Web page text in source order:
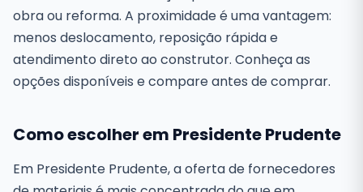
obra ou reforma. A proximidade é uma vantagem:
menos deslocamento, reposição rápida e
atendimento direto ao construtor. Conheça as
opções disponíveis e compare antes de comprar.
Como escolher em Presidente Prudente
Em Presidente Prudente, a oferta de fornecedores